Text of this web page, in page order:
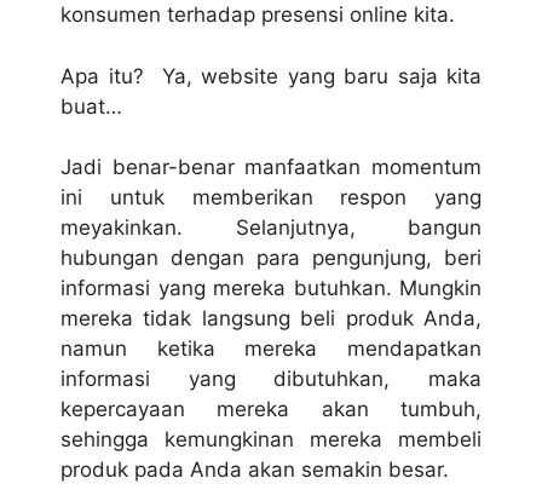
konsumen terhadap presensi online kita.
Apa itu? Ya, website yang baru saja kita
buat…
Jadi benar-benar manfaatkan momentum
ini untuk memberikan respon yang
meyakinkan. Selanjutnya, bangun
hubungan dengan para pengunjung, beri
informasi yang mereka butuhkan. Mungkin
mereka tidak langsung beli produk Anda,
namun ketika mereka mendapatkan
informasi yang dibutuhkan, maka
kepercayaan mereka akan tumbuh,
sehingga kemungkinan mereka membeli
produk pada Anda akan semakin besar.